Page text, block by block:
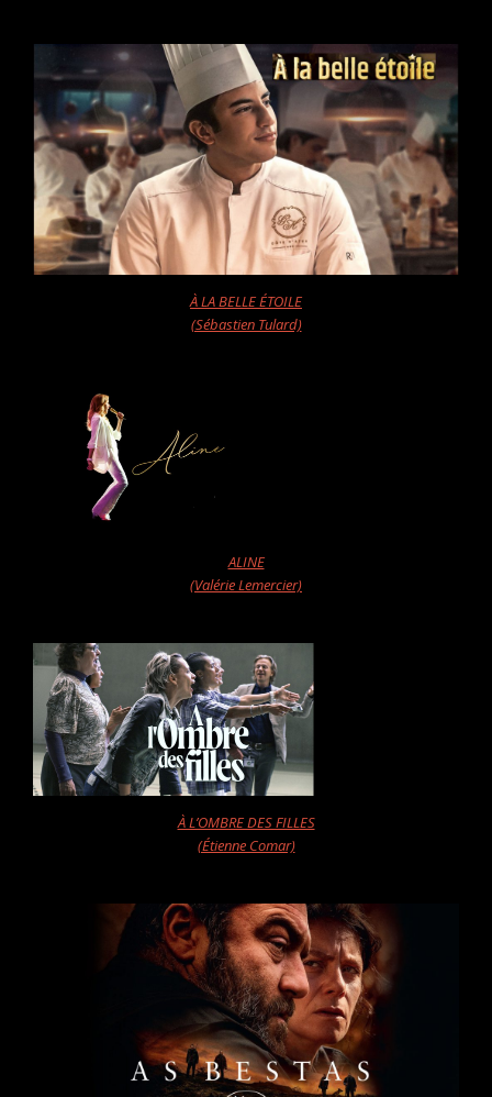
À LA BELLE ÉTOILE
(Sébastien Tulard)
ALINE
(Valérie Lemercier)
À L’OMBRE DES FILLES
(Étienne Comar)